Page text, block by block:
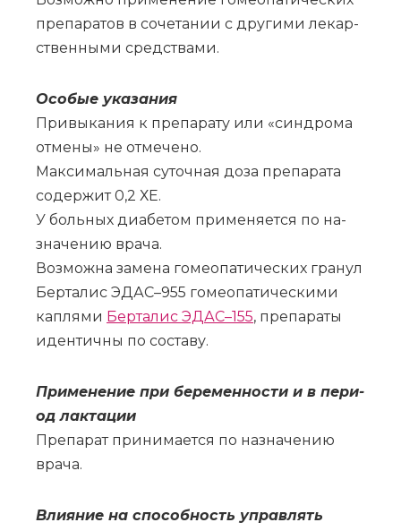
пре­па­ра­тов в со­че­та­нии с дру­ги­ми ле­кар­
ствен­ны­ми сред­ства­ми.
Осо­бые ука­за­ния
При­вы­ка­ния к пре­па­ра­ту или «син­дро­ма
от­ме­ны» не от­ме­че­но.
Мак­си­маль­ная су­точ­ная до­за пре­па­ра­та
со­дер­жит 0,2 ХЕ.
У боль­ных диа­бе­том при­ме­ня­ет­ся по на­
зна­че­нию вра­ча.
Воз­мож­на за­ме­на го­мео­па­ти­че­ских гра­нул
Бер­та­лис ЭДАС–955 го­мео­па­ти­че­ски­ми
кап­ля­ми Бер­та­лис ЭДАС–155, пре­па­ра­ты
иден­тич­ны по со­ста­ву.
При­ме­не­ние при бе­ре­мен­но­сти и в пе­ри­
од лак­та­ции
Пре­па­рат при­ни­ма­ет­ся по на­зна­че­нию
вра­ча.
Вли­я­ние на спо­соб­ность управ­лять